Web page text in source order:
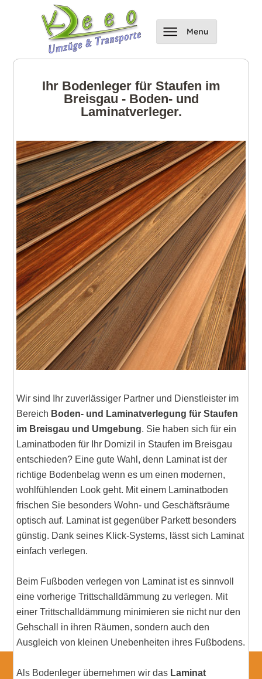
Ihr Bodenleger für Staufen im
Breisgau - Boden- und
Laminatverleger.
Wir sind Ihr zuverlässiger Partner und Dienstleister im
Bereich Boden- und Laminatverlegung für Staufen
im Breisgau und Umgebung. Sie haben sich für ein
Laminatboden für Ihr Domizil in Staufen im Breisgau
entschieden? Eine gute Wahl, denn Laminat ist der
richtige Bodenbelag wenn es um einen modernen,
wohlfühlenden Look geht. Mit einem Laminatboden
frischen Sie besonders Wohn- und Geschäftsräume
optisch auf. Laminat ist gegenüber Parkett besonders
günstig. Dank seines Klick-Systems, lässt sich Laminat
einfach verlegen.
Beim Fußboden verlegen von Laminat ist es sinnvoll
eine vorherige Trittschalldämmung zu verlegen. Mit
einer Trittschalldämmung minimieren sie nicht nur den
Gehschall in ihren Räumen, sondern auch den
Ausgleich von kleinen Unebenheiten ihres Fußbodens.
Als Bodenleger übernehmen wir das Laminat